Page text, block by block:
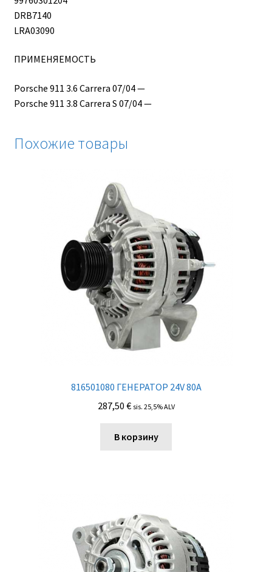
DRB7140
LRA03090
ПРИМЕНЯЕМОСТЬ
Porsche 911 3.6 Carrera 07/04 —
Porsche 911 3.8 Carrera S 07/04 —
Похожие товары
816501080 ГЕНЕРАТОР 24V 80A
287,50 € sis. 25,5% ALV
В корзину